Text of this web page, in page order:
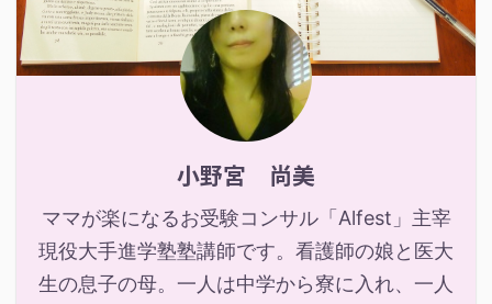
小野宮 尚美
ママが楽になるお受験コンサル「Alfest」主宰
現役大手進学塾塾講師です。看護師の娘と医大
生の息子の母。一人は中学から寮に入れ、一人